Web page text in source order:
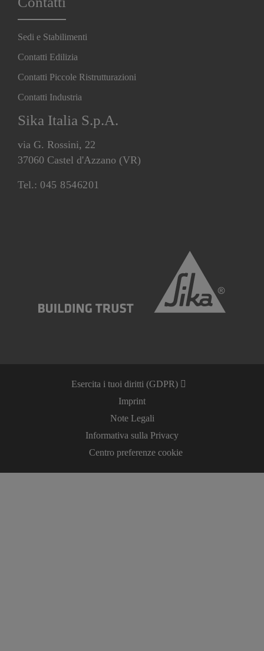
Sedi e Stabilimenti
Contatti Edilizia
Contatti Piccole Ristrutturazioni
Contatti Industria
Sika Italia S.p.A.
via G. Rossini, 22
37060 Castel d'Azzano (VR)
Tel.: 045 8546201
Esercita i tuoi diritti (GDPR)
Imprint
Note Legali
Informativa sulla Privacy
Centro preferenze cookie